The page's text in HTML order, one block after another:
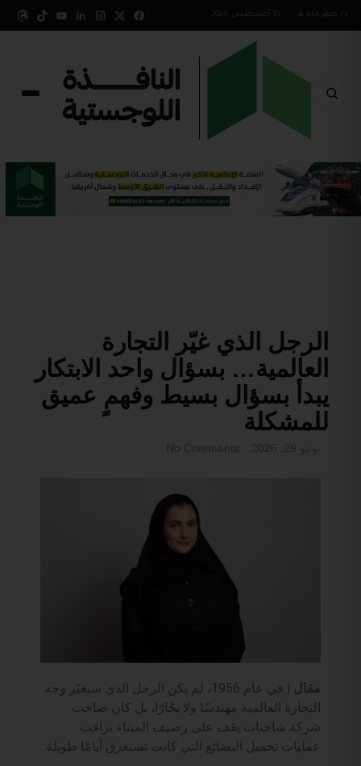
٢٧ صفر ١٤٤٨ هـ
الرجل الذي غيّر التجارة
العالمية… بسؤال واحد الابتكار
يبدأ بسؤال بسيط وفهمٍ عميق
للمشكلة
مقال |
في عام 1956، لم يكن الرجل الذي سيغيّر وجه
التجارة العالمية مهندسًا ولا بحّارًا، بل كان صاحب
شركة شاحنات يقف على رصيف الميناء يراقب
عمليات تحميل البضائع التي كانت تستغرق أيامًا طويلة.